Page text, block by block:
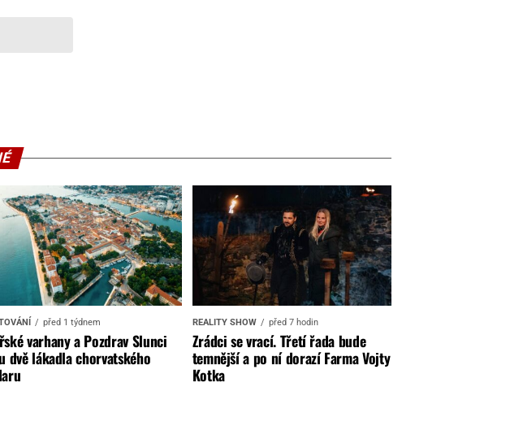
před 1 týdnem
varhany a Pozdrav Slunci
dvě lákadla chorvatského
REALITY SHOW před 7 hodin
Zrádci se vrací. Třetí řada bude
temnější a po ní dorazí Farma Vojty
Kotka